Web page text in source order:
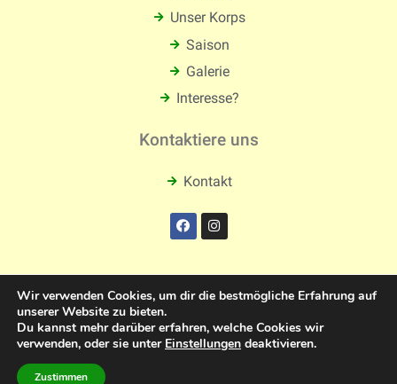
Unser Korps
Saison
Galerie
Interesse?
Kontaktiere uns
Kontakt
Copyright © 2026
Tambourkorps "Heimattreue" Elfgen 1922
Links
Wir verwenden Cookies, um dir die bestmögliche Erfahrung auf
unserer Website zu bieten.
Du kannst mehr darüber erfahren, welche Cookies wir
verwenden, oder sie unter Einstellungen deaktivieren.
Zustimmen